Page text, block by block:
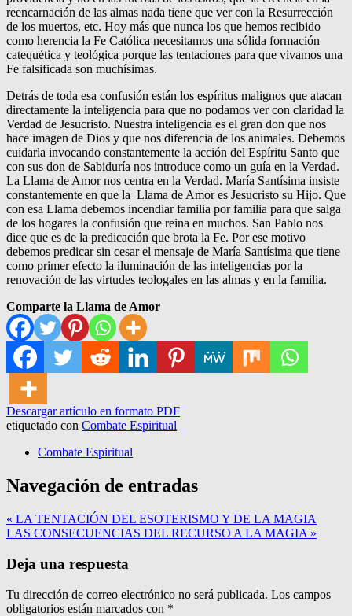
reencarnación de las almas nada tiene que ver con la Resurrección
de los muertos, etc. Hoy más que nunca los que hemos recibido
como herencia la Fe Católica necesitamos una sólida formación
catequética y teológica porque las tentaciones para que vivamos una
Fe falsificada son muchísimas.
Detrás de toda esa confusión están los espíritus malignos que atacan
directamente la inteligencia para que no podamos ver con claridad la
Verdad de Jesucristo. Nuestra inteligencia es el gran don que nos
hace imagen de Dios y que nos diferencia de los animales. Debemos
cuidarla invocando constantemente la acción del Espíritu Santo que
con sus don de Sabiduría nos introduce como un guía en la Verdad.
La Llama de Amor nos centra en la Verdad. María Santísima insiste
constantemente en que la Llama de Amor es Jesucristo su Hijo. Que
con esa Llama debemos incendiar familia por familia para que salga
de los hogares la confusión que reina en muchos. San Pablo nos
dice que es de la predicación que brota la Fe. Por ese motivo
debemos predicar sin cesar el mensaje de María Santísima que tiene
como primer efecto la iluminación de las inteligencias por la
renovación de las virtudes teologales en las almas y en la familia.
Comparte la Llama de Amor
Descargar artículo en formato PDF
etiquetado con Combate Espiritual
Combate Espiritual
Navegación de entradas
« LA TENTACIÓN DEL ESOTERISMO Y DE LA MAGIA
LAS CONSECUENCIAS DEL RECURSO A LA MAGIA »
Deja una respuesta
Tu dirección de correo electrónico no será publicada. Los campos
obligatorios están marcados con *